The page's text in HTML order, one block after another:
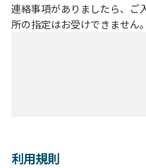
連絡事項がありましたら、
所の指定はお受けできません。
利用規則